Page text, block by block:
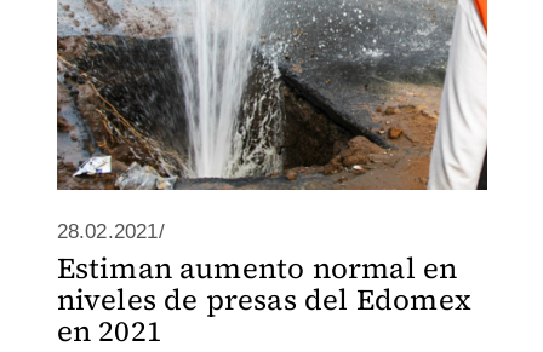
28.02.2021/
Estiman aumento normal en
niveles de presas del Edomex
en 2021